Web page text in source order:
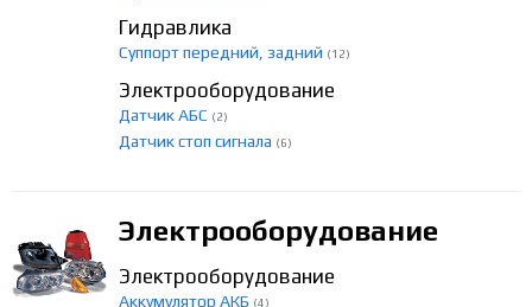
Гидравлика
Суппорт передний, задний (12)
Электрооборудование
Датчик АБС (2)
Датчик стоп сигнала (6)
Электрооборудование
Электрооборудование
Аккумулятор АКБ (4)